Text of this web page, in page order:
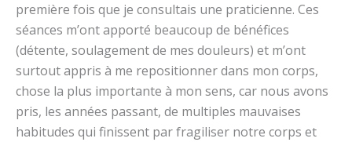
première fois que je consultais une praticienne. Ces
séances m’ont apporté beaucoup de bénéfices
(détente, soulagement de mes douleurs) et m’ont
surtout appris à me repositionner dans mon corps,
chose la plus importante à mon sens, car nous avons
pris, les années passant, de multiples mauvaises
habitudes qui finissent par fragiliser notre corps et